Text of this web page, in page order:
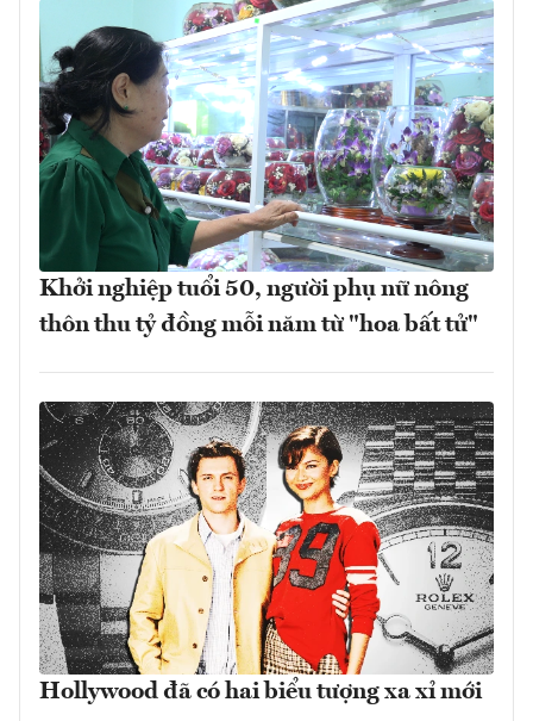
Khởi nghiệp tuổi 50, người phụ nữ nông
thôn thu tỷ đồng mỗi năm từ "hoa bất tử"
Hollywood đã có hai biểu tượng xa xỉ mới